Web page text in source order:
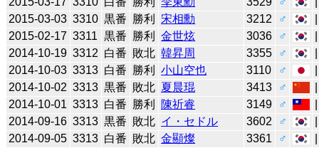
2015-03-03 3310 黒番 勝利 宋相勳 3212 ♂
2015-02-17 3311 黒番 勝利 金世炫 3036 ♂
2014-10-19 3312 白番 敗北 韓昇周 3355 ♂
2014-10-03 3313 白番 勝利 小山空也 3110 ♂
2014-10-02 3313 黒番 敗北 夏晨琨 3413 ♂
2014-10-01 3313 白番 勝利 陳祈睿 3149 ♂
2014-09-16 3313 黒番 敗北 イ・セドル 3602 ♂
2014-09-05 3313 白番 敗北 金顯燦 3361 ♂